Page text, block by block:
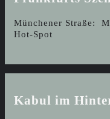
Münchener Straße:
Hot-Spot
Kabul im